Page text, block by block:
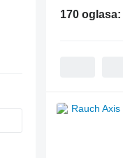
170 oglasa: